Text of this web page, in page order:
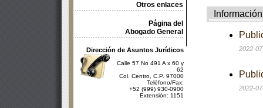
Otros enlaces
Página del
Abogado General
Dirección de Asuntos Jurídicos
Calle 57 No 491 A x 60 y
62
Col. Centro, C.P. 97000
Teléfono/Fax:
+52 (999) 930-0900
Extensión: 1151
Información
2022-
2022-